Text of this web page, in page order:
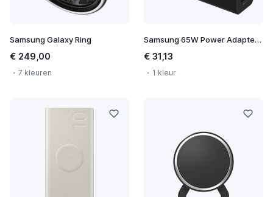
Samsung Galaxy Ring
€ 249,00
7 kleuren
Samsung 65W Power Adapter Trio
€ 31,13
1 kleur